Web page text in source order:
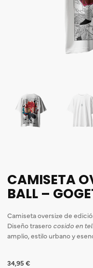
CAMISETA
BALL –
Camiseta oversize de
Diseño trasero cosido en
amplio, estilo urbano y
34,95 €